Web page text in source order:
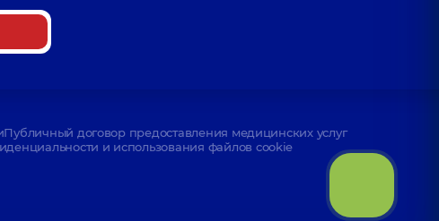
Публичный договор предоставления медицинских услуг
и использования файлов cookie